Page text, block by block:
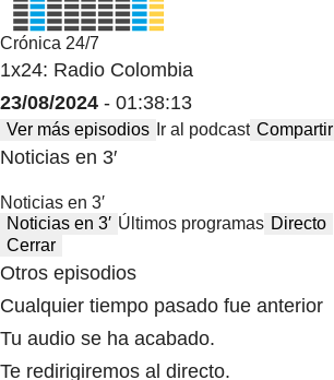
Crónica 24/7
1x24: Radio Colombia
23/08/2024 - 01:38:13
Ver más episodios Ir al podcast Compartir
Noticias en 3′
Noticias en 3′
Noticias en 3′ Últimos programas Directo
Cerrar
Otros episodios
Cualquier tiempo pasado fue anterior
Tu audio se ha acabado.
Te redirigiremos al directo.